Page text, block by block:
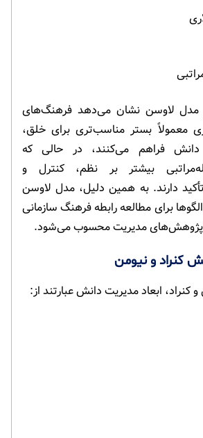
مدل لاوسن نشان می‌دهد فرهنگ‌های
معمولاً بستر مناسب‌تری برای خلق،
فراهم می‌کنند، در حالی که
بیشتر بر نظم، کنترل و
دارند. به همین دلیل، مدل لاوسن
الگوها برای مطالعه رابطه فرهنگ سازمانی
پژوهش‌های مدیریت محسوب می‌شود.
کنراد و نیومن
ابعاد مدیریت دانش عبارتند از: